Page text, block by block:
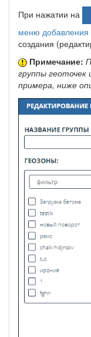
При нажатии на
меню добавления
создания
Примечание:
группы геоточек
примера, ниже